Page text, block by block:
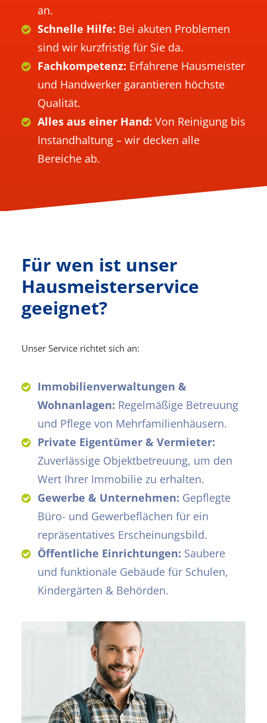
an.
Schnelle Hilfe: Bei akuten Problemen
sind wir kurzfristig für Sie da.
Fachkompetenz: Erfahrene Hausmeister
und Handwerker garantieren höchste
Qualität.
Alles aus einer Hand: Von Reinigung bis
Instandhaltung – wir decken alle
Bereiche ab.
Für wen ist unser
Hausmeisterservice
geeignet?
Unser Service richtet sich an:
Immobilienverwaltungen &
Wohnanlagen: Regelmäßige Betreuung
und Pflege von Mehrfamilienhäusern.
Private Eigentümer & Vermieter:
Zuverlässige Objektbetreuung, um den
Wert Ihrer Immobilie zu erhalten.
Gewerbe & Unternehmen: Gepflegte
Büro- und Gewerbeflächen für ein
repräsentatives Erscheinungsbild.
Öffentliche Einrichtungen: Saubere
und funktionale Gebäude für Schulen,
Kindergärten & Behörden.